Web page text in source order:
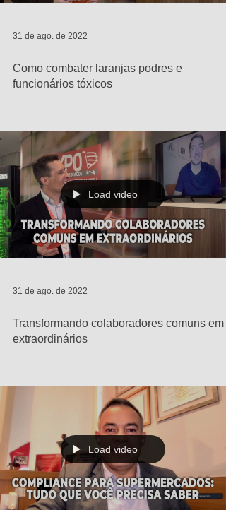
31 de ago. de 2022
Como combater laranjas podres e
funcionários tóxicos
Load video
31 de ago. de 2022
Transformando colaboradores comuns em
extraordinários
Load video